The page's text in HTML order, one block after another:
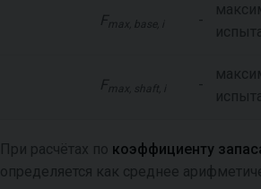
F max, base, i -
F max, shaft, i -
При расчётах по коэффициенту
определяется как среднее